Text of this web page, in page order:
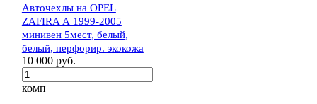
Авточехлы на OPEL
ZAFIRA А 1999-2005
минивен 5мест, белый,
белый, перфорир. экокожа
10 000 руб.
комп